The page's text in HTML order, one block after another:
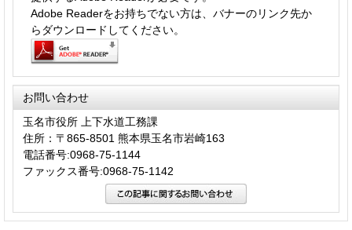
Adobe Readerをお持ちでない方は、バナーのリンク先か
らダウンロードしてください。
お問い合わせ
玉名市役所 上下水道工務課
住所：〒865-8501 熊本県玉名市岩崎163
電話番号:0968-75-1144
ファックス番号:0968-75-1142